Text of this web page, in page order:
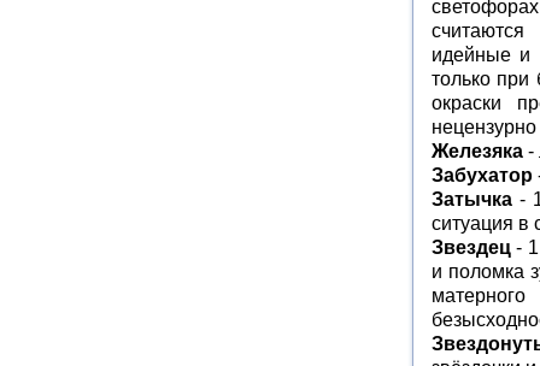
идейные и
только
окраски
нецензурно
Железяка -
Забухатор
Затычка -
ситуация в
Звездец -
и поломка